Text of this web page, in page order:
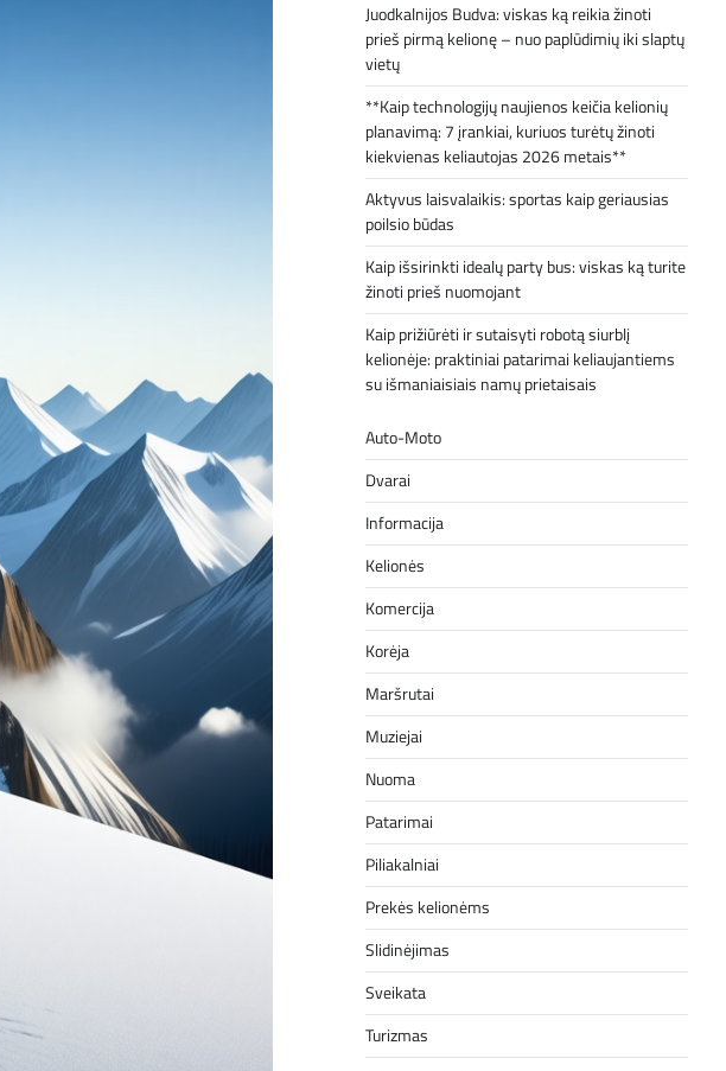
Juodkalnijos Budva: viskas ką reikia žinoti
prieš pirmą kelionę – nuo paplūdimių iki slaptų
vietų
**Kaip technologijų naujienos keičia kelionių
planavimą: 7 įrankiai, kuriuos turėtų žinoti
kiekvienas keliautojas 2026 metais**
Aktyvus laisvalaikis: sportas kaip geriausias
poilsio būdas
Kaip išsirinkti idealų party bus: viskas ką turite
žinoti prieš nuomojant
Kaip prižiūrėti ir sutaisyti robotą siurblį
kelionėje: praktiniai patarimai keliaujantiems
su išmaniaisiais namų prietaisais
Auto-Moto
Dvarai
Informacija
Kelionės
Komercija
Korėja
Maršrutai
Muziejai
Nuoma
Patarimai
Piliakalniai
Prekės kelionėms
Slidinėjimas
Sveikata
Turizmas